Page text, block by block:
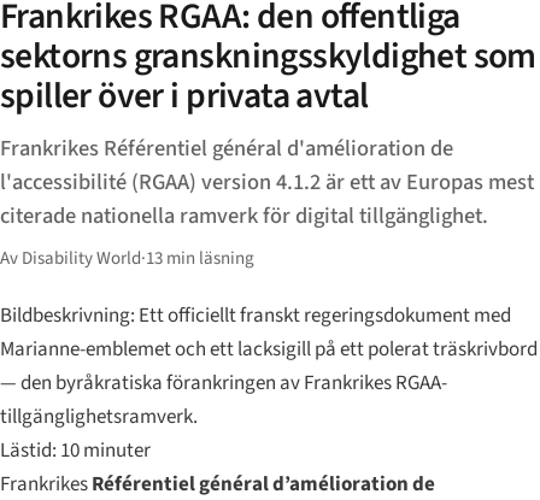
Frankrikes RGAA: den offentliga
sektorns granskningsskyldighet som
spiller över i privata avtal
Frankrikes Référentiel général d'amélioration de
l'accessibilité (RGAA) version 4.1.2 är ett av Europas mest
citerade nationella ramverk för digital tillgänglighet.
Av Disability World·13 min läsning
Bildbeskrivning: Ett officiellt franskt regeringsdokument med
Marianne-emblemet och ett lacksigill på ett polerat träskrivbord
— den byråkratiska förankringen av Frankrikes RGAA-
tillgänglighetsramverk.
Lästid: 10 minuter
FrankrikesRéférentiel général d’amélioration de